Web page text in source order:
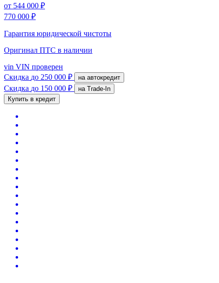
от 544 000 ₽
770 000 ₽
Гарантия юридической чистоты
Оригинал ПТС в наличии
vin VIN проверен
Скидка до 250 000 ₽ на автокредит
Скидка до 150 000 ₽
на Trade-In
Купить в кредит